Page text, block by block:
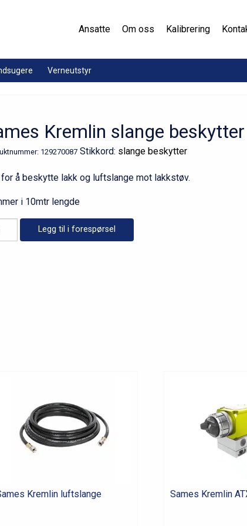
Ansatte Om oss Kalibrering
Verneutstyr
Kremlin slange beskytter
129270087 Stikkord: slange beskytter
for å beskytte lakk og luftslange mot lakkstøv.
i 10mtr lengde
Legg til i forespørsel
Kremlin luftslange Sames Kremlin